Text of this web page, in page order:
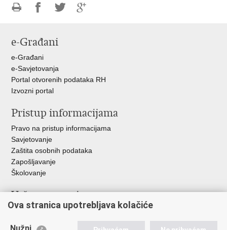
FacebookuTwitteru
e-Građani
e-Građani
e-Savjetovanja
Portal otvorenih podataka RH
Izvozni portal
Pristup informacijama
Pravo na pristup informacijama
Savjetovanje
Zaštita osobnih podataka
Zapošljavanje
Školovanje
Važne poveznice
Ministarstvo unutarnjih poslova
Ova stranica upotrebljava kolačiće